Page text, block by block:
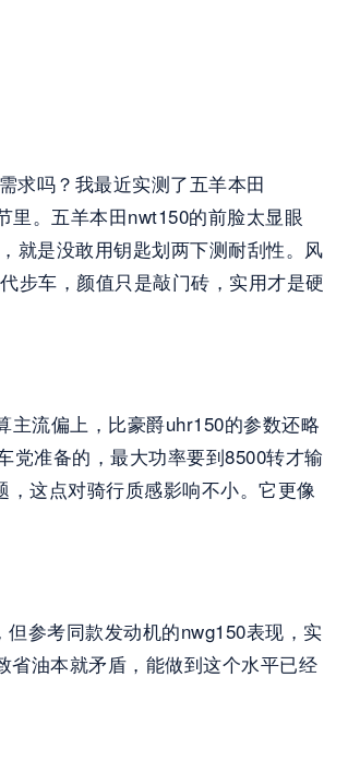
求吗？我最近实测了五羊本田
里。五羊本田nwt150的前脸太显眼
就是没敢用钥匙划两下测耐刮性。风
步车，颜值只是敲门砖，实用才是硬
主流偏上，比豪爵uhr150的参数还略
党准备的，最大功率要到8500转才输
这点对骑行质感影响不小。它更像
参考同款发动机的nwg150表现，实
省油本就矛盾，能做到这个水平已经